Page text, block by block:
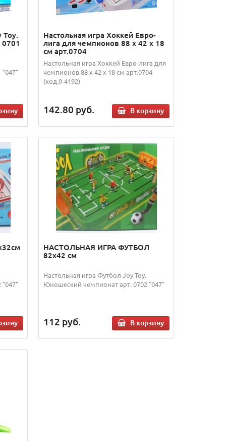
Toy.
"047"
Настольная игра Хоккей Евро-
лига для чемпионов 88 х 42 х 18
см арт.0704
Настольная игра Хоккей Евро-лига для
чемпионов 88 х 42 х 18 см арт.0704
(код.9-4192)
142.80 руб. В корзину
"047"
НАСТОЛЬНАЯ ИГРА ФУТБОЛ
82х42 см
Настольная игра Футбол Joy Toy.
Юношеский чемпионат арт. 0702 "047"
112 руб. В корзину